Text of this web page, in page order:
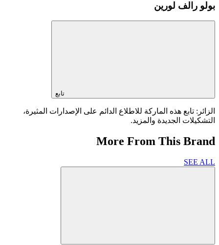
بولو رالف لورين
تابع
الزائر: تابع هذه الماركة للاطلاع الدائم على الإصدارات المثيرة،
التشكيلات الجديدة والمزيد.
More From This Brand
SEE ALL